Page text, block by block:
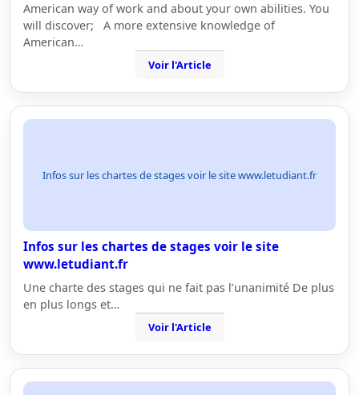
American way of work and about your own abilities. You
will discover; A more extensive knowledge of
American…
Voir l'Article
Infos sur les chartes de stages voir le site www.letudiant.fr
Infos sur les chartes de stages voir le site
www.letudiant.fr
Une charte des stages qui ne fait pas l’unanimité De plus
en plus longs et…
Voir l'Article